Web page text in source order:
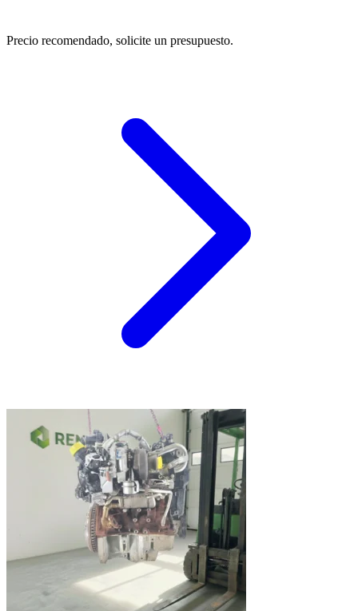
Precio recomendado, solicite un presupuesto.